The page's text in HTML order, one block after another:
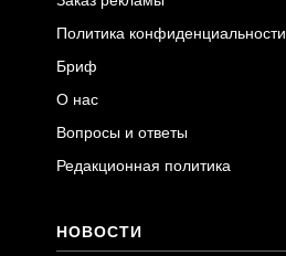
Политика конфиденциальности
Бриф
О нас
Вопросы и ответы
Редакционная политика
НОВОСТИ